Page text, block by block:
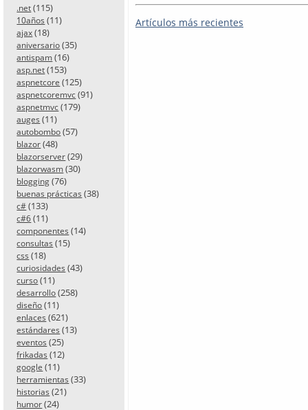
.net (115)
10años (11)
ajax (18)
aniversario (35)
antispam (16)
asp.net (153)
aspnetcore (125)
aspnetcoremvc (91)
aspnetmvc (179)
auges (11)
autobombo (57)
blazor (48)
blazorserver (29)
blazorwasm (30)
blogging (76)
buenas prácticas (38)
c# (133)
c#6 (11)
componentes (14)
consultas (15)
css (18)
curiosidades (43)
curso (11)
desarrollo (258)
diseño (11)
enlaces (621)
estándares (13)
eventos (25)
frikadas (12)
google (11)
herramientas (33)
historias (21)
humor (24)
Artículos más recientes